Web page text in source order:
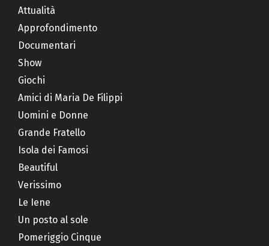
Attualità
Approfondimento
Documentari
Show
Giochi
Amici di Maria De Filippi
Uomini e Donne
Grande Fratello
Isola dei Famosi
Beautiful
Verissimo
Le Iene
Un posto al sole
Pomeriggio Cinque